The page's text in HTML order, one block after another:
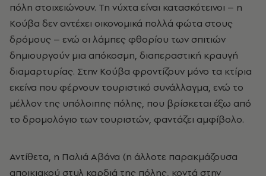
πόλη στοιχειώνουν. Τη νύχτα είναι κατασκότεινοι – η
Κούβα δεν αντέχει οικονομικά πολλά φώτα στους
δρόμους – ενώ οι λάμπες φθορίου των σπιτιών
δημιουργούν μια απόκοσμη, διαπεραστική κραυγή
διαμαρτυρίας. Στην Κούβα φροντίζουν μόνο τα κτίρια
εκείνα που φέρνουν τουριστικό συνάλλαγμα, ενώ το
μέλλον της υπόλοιπης πόλης, που βρίσκεται έξω από
το δρομολόγιο των τουριστών, φαντάζει αμφίβολο.
Αντίθετα, η Παλιά Αβάνα (η άλλοτε παρακμάζουσα
αποικιακού στυλ καρδιά της πόλης, κοντά στην